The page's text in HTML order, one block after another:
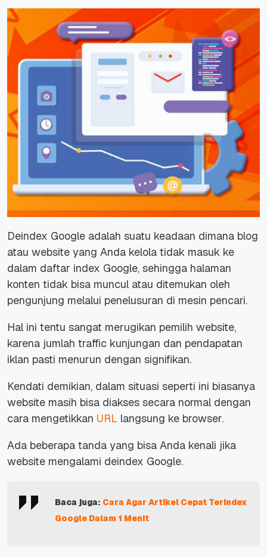
Deindex Google adalah suatu keadaan dimana blog
atau website yang Anda kelola tidak masuk ke
dalam daftar index Google, sehingga halaman
konten tidak bisa muncul atau ditemukan oleh
pengunjung melalui penelusuran di mesin pencari.
Hal ini tentu sangat merugikan pemilih website,
karena jumlah traffic kunjungan dan pendapatan
iklan pasti menurun dengan signifikan.
Kendati demikian, dalam situasi seperti ini biasanya
website masih bisa diakses secara normal dengan
cara mengetikkan URL langsung ke browser.
Ada beberapa tanda yang bisa Anda kenali jika
website mengalami deindex Google.
Baca juga: Cara Agar Artikel Cepat Terindex
Google Dalam 1 Menit